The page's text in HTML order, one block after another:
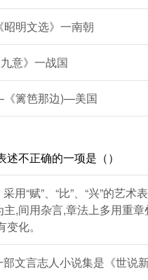
明文选》一南朝
意》一战国
篱笆那边)—美国
不正确的一项是（）
用“赋”、“比”、“兴”的艺术
,间用杂言,章法上多用重章
化。
文言志人小说集是《世说新